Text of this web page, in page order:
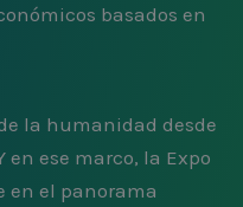
basados en
la humanidad desde
ese marco, la Expo
en el panorama